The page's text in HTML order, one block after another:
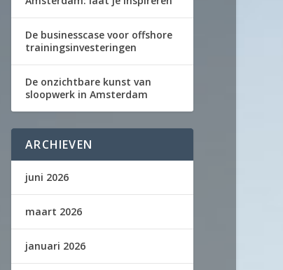
De businesscase voor offshore
trainingsinvesteringen
De onzichtbare kunst van
sloopwerk in Amsterdam
ARCHIEVEN
juni 2026
maart 2026
januari 2026